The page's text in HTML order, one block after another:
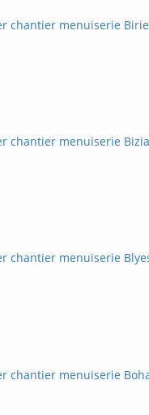
chantier menuiserie
chantier menuiserie
chantier menuiserie
chantier menuiserie